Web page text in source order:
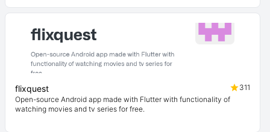
flixquest
311
Open-source Android app made with Flutter with functionality of
watching movies and tv series for free.